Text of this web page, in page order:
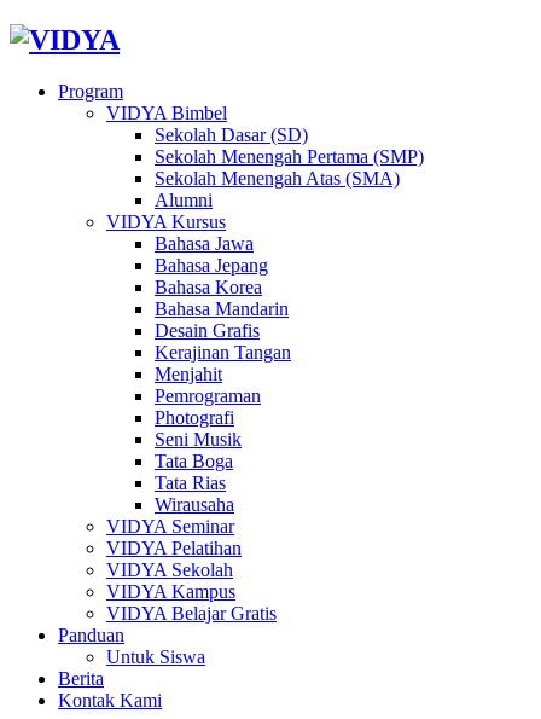
Program
VIDYA Bimbel
Sekolah Dasar (SD)
Sekolah Menengah Pertama (SMP)
Sekolah Menengah Atas (SMA)
Alumni
VIDYA Kursus
Bahasa Jawa
Bahasa Jepang
Bahasa Korea
Bahasa Mandarin
Desain Grafis
Kerajinan Tangan
Menjahit
Pemrograman
Photografi
Seni Musik
Tata Boga
Tata Rias
Wirausaha
VIDYA Seminar
VIDYA Pelatihan
VIDYA Sekolah
VIDYA Kampus
VIDYA Belajar Gratis
Panduan
Untuk Siswa
Berita
Kontak Kami